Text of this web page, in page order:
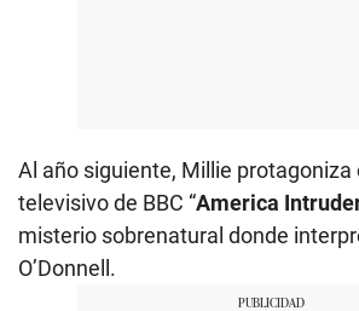
Al año siguiente, Millie protagoniza
televisivo de BBC “America
misterio sobrenatural donde
O’Donnell.